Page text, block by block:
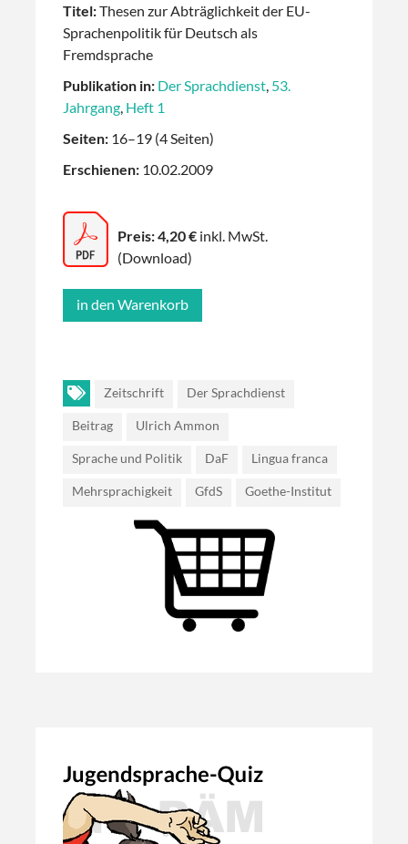
Titel:Thesen zur Abträglichkeit der EU-
Sprachenpolitik für Deutsch als
Fremdsprache
Publikation in: Der Sprachdienst 53.
Jahrgang Heft 1
Seiten: 16–19 (4 Seiten)
Erschienen: 10.02.2009
Preis: 4,20 € inkl. MwSt.
(Download)
Zeitschrift Der Sprachdienst
Beitrag Ulrich Ammon
Sprache und Politik DaF Lingua franca
Mehrsprachigkeit GfdS Goethe-Institut